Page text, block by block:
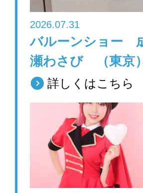
2026.07.31
バルーンショー
瀬わさび （東京）
詳しくはこちら